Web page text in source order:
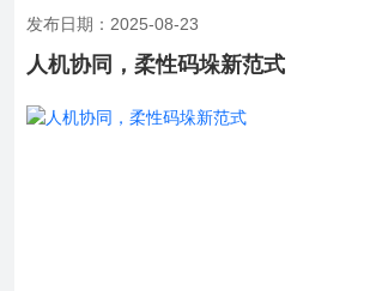
发布日期：2025-08-23
人机协同，柔性码垛新范式